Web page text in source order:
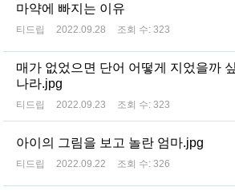
마약에 빠지는 이유
티드립 2022.09.28 조회 수: 323
매가 없었으면 단어 어떻게 지었을까
나라.jpg
티드립 2022.09.23 조회 수: 323
아이의 그림을 보고 놀란 엄마.jpg
티드립 2022.09.22 조회 수: 326